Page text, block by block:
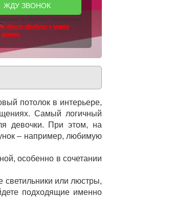
ЖДУ ЗВОНОК
на обработку персональных
в области обработки и защиты
потолок в интерьере,
Самый логичный
девочки. При этом, на
– например, любимую
особенно в сочетании
или люстры,
подходящие именно